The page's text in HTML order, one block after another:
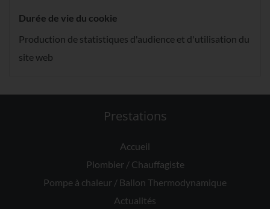
Durée de vie du cookie
Production de statistiques d'audience et d'utilisation du
site web
Prestations
Accueil
Plombier / Chauffagiste
Pompe à chaleur / Ballon Thermodynamique
Actualités